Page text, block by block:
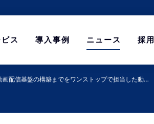
ス 導入事例 ニュース 採
配信基盤の構築までをワンストップで担当した動…